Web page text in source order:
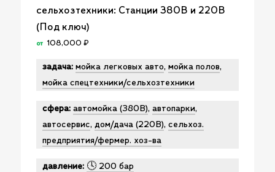
сельхозтехники: Станции 380В и 220В
(Под ключ)
от 108,000 ₽
задача: мойка легковых авто, мойка полов,
мойка спецтехники/сельхозтехники
сфера: автомойка (380В), автопарки,
автосервис, дом/дача (220В), сельхоз.
предприятия/фермер. хоз-ва
давление: 🕓 200 бар